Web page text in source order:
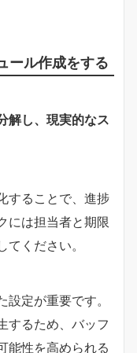
ール作成をする
解し、現実的なス
することで、進捗
には担当者と期限
ください。
定が重要です。
するため、バッフ
能性を高められる